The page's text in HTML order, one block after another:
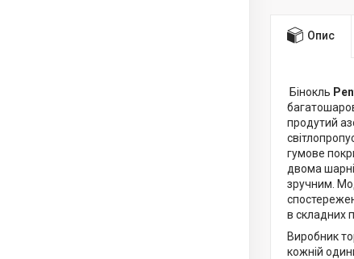
Опис
Бінокль
продутий
гумове
двома
зручним.
в складних
Виробник
кожній